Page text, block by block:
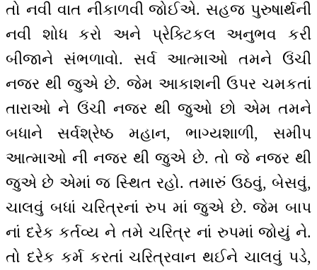
તો નવી વાત નીકાળવી જોઈએ. સહજ પુરુષાર્થની
નવી શોધ કરો અને પ્રેક્ટિકલ અનુભવ કરી
બીજાને સંભળાવો. સર્વ આત્માઓ તમને ઉંચી
નજર થી જુએ છે. જેમ આકાશની ઉપર ચમકતાં
તારાઓ ને ઉંચી નજર થી જુઓ છો એમ તમને
બધાને સર્વશ્રેષ્ઠ મહાન, ભાગ્યશાળી, સમીપ
આત્માઓ ની નજર થી જુએ છે. તો જે નજર થી
જુએ છે એમાં જ સ્થિત રહો. તમારું ઉઠવું, બેસવું,
ચાલવું બધાં ચરિત્રનાં રુપ માં જુએ છે. જેમ બાપ
નાં દરેક કર્તવ્ય ને તમે ચરિત્ર નાં રુપમાં જોયું ને.
તો દરેક કર્મ કરતાં ચરિત્રવાન થઈને ચાલવું પડે,